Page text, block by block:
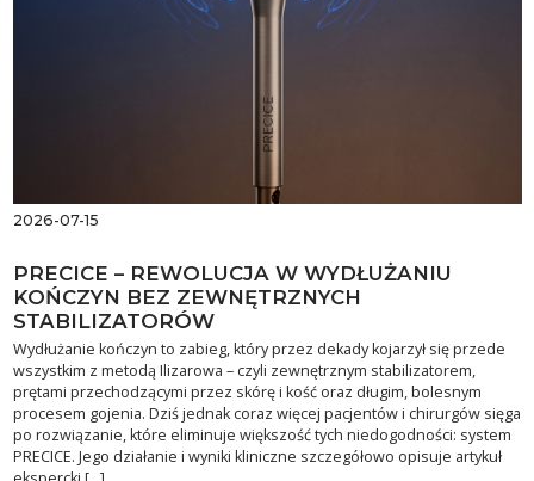
2026-07-15
PRECICE – REWOLUCJA W WYDŁUŻANIU
KOŃCZYN BEZ ZEWNĘTRZNYCH
STABILIZATORÓW
Wydłużanie kończyn to zabieg, który przez dekady kojarzył się przede
wszystkim z metodą Ilizarowa – czyli zewnętrznym stabilizatorem,
prętami przechodzącymi przez skórę i kość oraz długim, bolesnym
procesem gojenia. Dziś jednak coraz więcej pacjentów i chirurgów sięga
po rozwiązanie, które eliminuje większość tych niedogodności: system
PRECICE. Jego działanie i wyniki kliniczne szczegółowo opisuje artykuł